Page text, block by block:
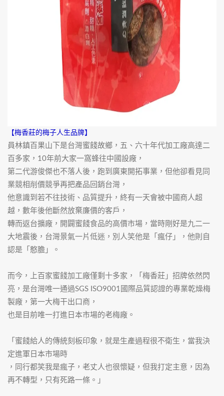
【梅香莊的梅子人生品牌】
員林鎮百果山下是台灣蜜餞故鄉，五、六十年代加工廠高達二
百多家，10年前大家一窩蜂往中國設廠，
第二代游俊傑也不落人後，跑到廣東開拓事業，但他卻看見同
業競相削價競爭再把產品回銷台灣，
他意識到若不往技術、品質提升，終有一天會被中國商人超
越，數年後他斷然放棄廉價的客戶，
轉而返台擴廠，開闢蜜餞食品的高價市場，當時剛好是九二一
大地震後，台灣景氣一片低迷，別人笑他是「瘋仔」，他則自
認是「憨膽」。
而今，上百家蜜餞加工廠僅剩十多家，「梅香莊」招牌依然閃
亮，是台灣唯一通過SGS ISO9001國際品質認證的專業乾燥梅
製廠，第一大梅干出口商，
也是目前唯一打進日本市場的老梅廠。
「蜜餞給人的傳統刻板印象，就是生產過程很不衛生，當我決
定進軍日本市場時
，同行都笑我是瘋子，老丈人也很懷疑，但我打定主意，因為
再不轉型，只有死路一條。」